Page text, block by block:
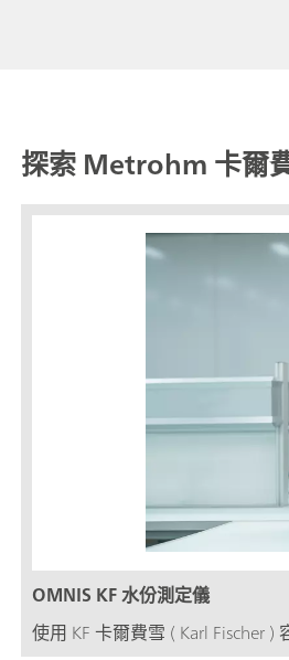
探索 Metrohm 卡爾
OMNIS KF 水份測定儀
使用 KF 卡爾費雪 ( Karl Fischer